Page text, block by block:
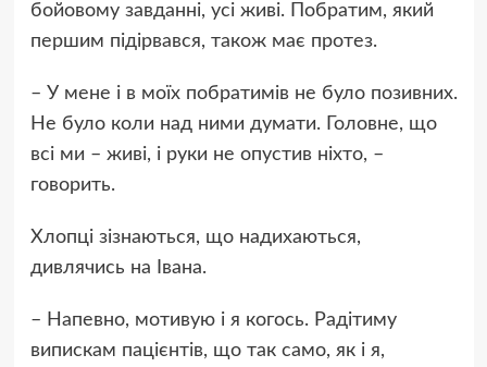
бойовому завданні, усі живі. Побратим, який
першим підірвався, також має протез.
– У мене і в моїх побратимів не було позивних.
Не було коли над ними думати. Головне, що
всі ми – живі, і руки не опустив ніхто, –
говорить.
Хлопці зізнаються, що надихаються,
дивлячись на Івана.
– Напевно, мотивую і я когось. Радітиму
випискам пацієнтів, що так само, як і я,